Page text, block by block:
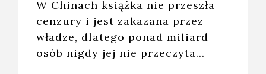
W Chinach książka nie przeszła
cenzury i jest zakazana przez
władze, dlatego ponad miliard
osób nigdy jej nie przeczyta...